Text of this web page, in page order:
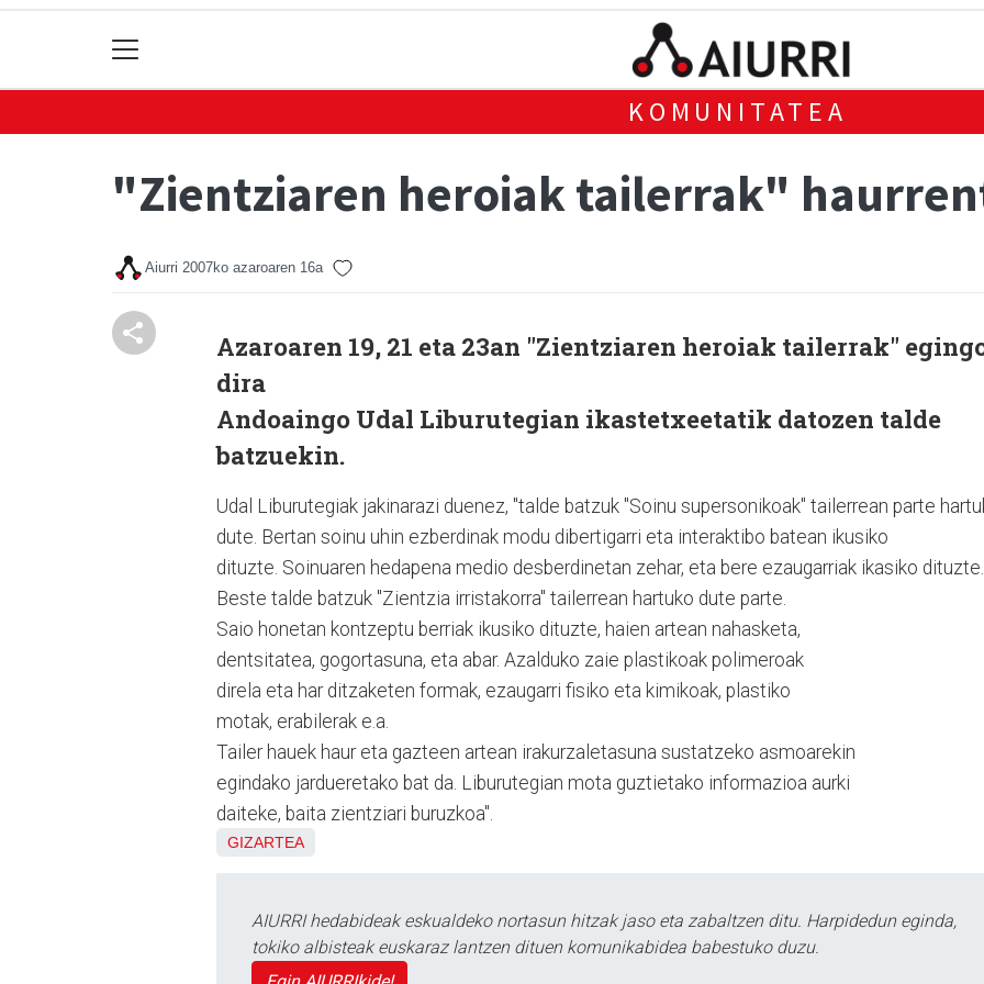
KOMUNITATEA
"Zientziaren heroiak tailerrak"
Aiurri 2007ko azaroaren 16a
Azaroaren 19, 21 eta 23an "Zientziaren heroiak tailerrak"
dira
Andoaingo Udal Liburutegian ikastetxeetatik datozen talde
batzuekin.
Udal Liburutegiak jakinarazi duenez, "talde batzuk "Soinu supersonikoak" tailerrean parte
dute. Bertan soinu uhin ezberdinak modu dibertigarri eta interaktibo batean ikusiko
dituzte. Soinuaren hedapena medio desberdinetan zehar, eta bere ezaugarriak ikasiko dituzte.
Beste talde batzuk "Zientzia irristakorra" tailerrean hartuko dute parte.
Saio honetan kontzeptu berriak ikusiko dituzte, haien artean nahasketa,
dentsitatea, gogortasuna, eta abar. Azalduko zaie plastikoak polimeroak
direla eta har ditzaketen formak, ezaugarri fisiko eta kimikoak, plastiko
motak, erabilerak e.a.
Tailer hauek haur eta gazteen artean irakurzaletasuna sustatzeko asmoarekin
egindako jardueretako bat da. Liburutegian mota guztietako informazioa aurki
daiteke, baita zientziari buruzkoa".
GIZARTEA
AIURRI hedabideak eskualdeko nortasun hitzak jaso eta zabaltzen ditu. Harpidedun eginda,
tokiko albisteak euskaraz lantzen dituen komunikabidea babestuko duzu.